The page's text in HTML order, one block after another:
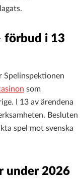
förbud i 13
Spelinspektionen
som
I 13 av ärendena
Besluten
spel mot svenska
under 2026